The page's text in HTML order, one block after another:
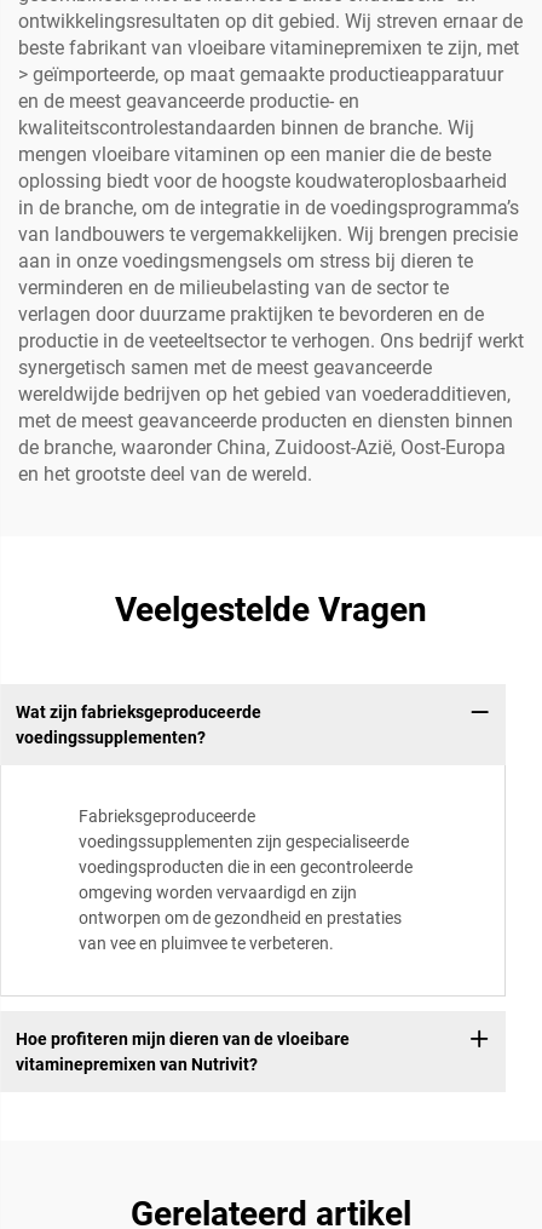
ontwikkelingsresultaten op dit gebied. Wij streven ernaar de
beste fabrikant van vloeibare vitaminepremixen te zijn, met
> geïmporteerde, op maat gemaakte productieapparatuur
en de meest geavanceerde productie- en
kwaliteitscontrolestandaarden binnen de branche. Wij
mengen vloeibare vitaminen op een manier die de beste
oplossing biedt voor de hoogste koudwateroplosbaarheid
in de branche, om de integratie in de voedingsprogramma’s
van landbouwers te vergemakkelijken. Wij brengen precisie
aan in onze voedingsmengsels om stress bij dieren te
verminderen en de milieubelasting van de sector te
verlagen door duurzame praktijken te bevorderen en de
productie in de veeteeltsector te verhogen. Ons bedrijf werkt
synergetisch samen met de meest geavanceerde
wereldwijde bedrijven op het gebied van voederadditieven,
met de meest geavanceerde producten en diensten binnen
de branche, waaronder China, Zuidoost-Azië, Oost-Europa
en het grootste deel van de wereld.
Veelgestelde Vragen
Wat zijn fabrieksgeproduceerde
voedingssupplementen?
Fabrieksgeproduceerde
voedingssupplementen zijn gespecialiseerde
voedingsproducten die in een gecontroleerde
omgeving worden vervaardigd en zijn
ontworpen om de gezondheid en prestaties
van vee en pluimvee te verbeteren.
Hoe profiteren mijn dieren van de vloeibare
vitaminepremixen van Nutrivit?
Gerelateerd artikel